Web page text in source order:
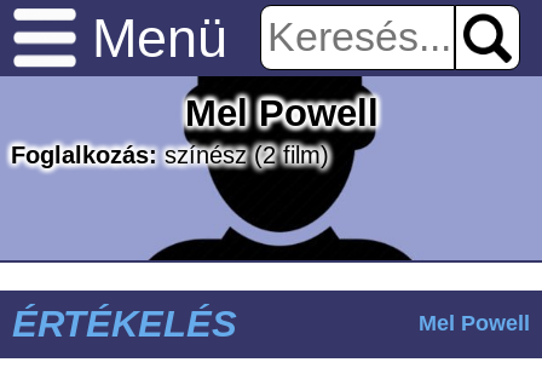
Menü
Mel Powell
Foglalkozás:színész(2 film)
ÉRTÉKELÉS Mel Powell